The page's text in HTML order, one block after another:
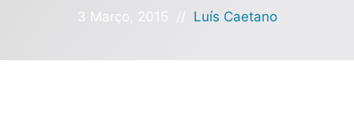
3 Março, 2015 // Luís Caetano